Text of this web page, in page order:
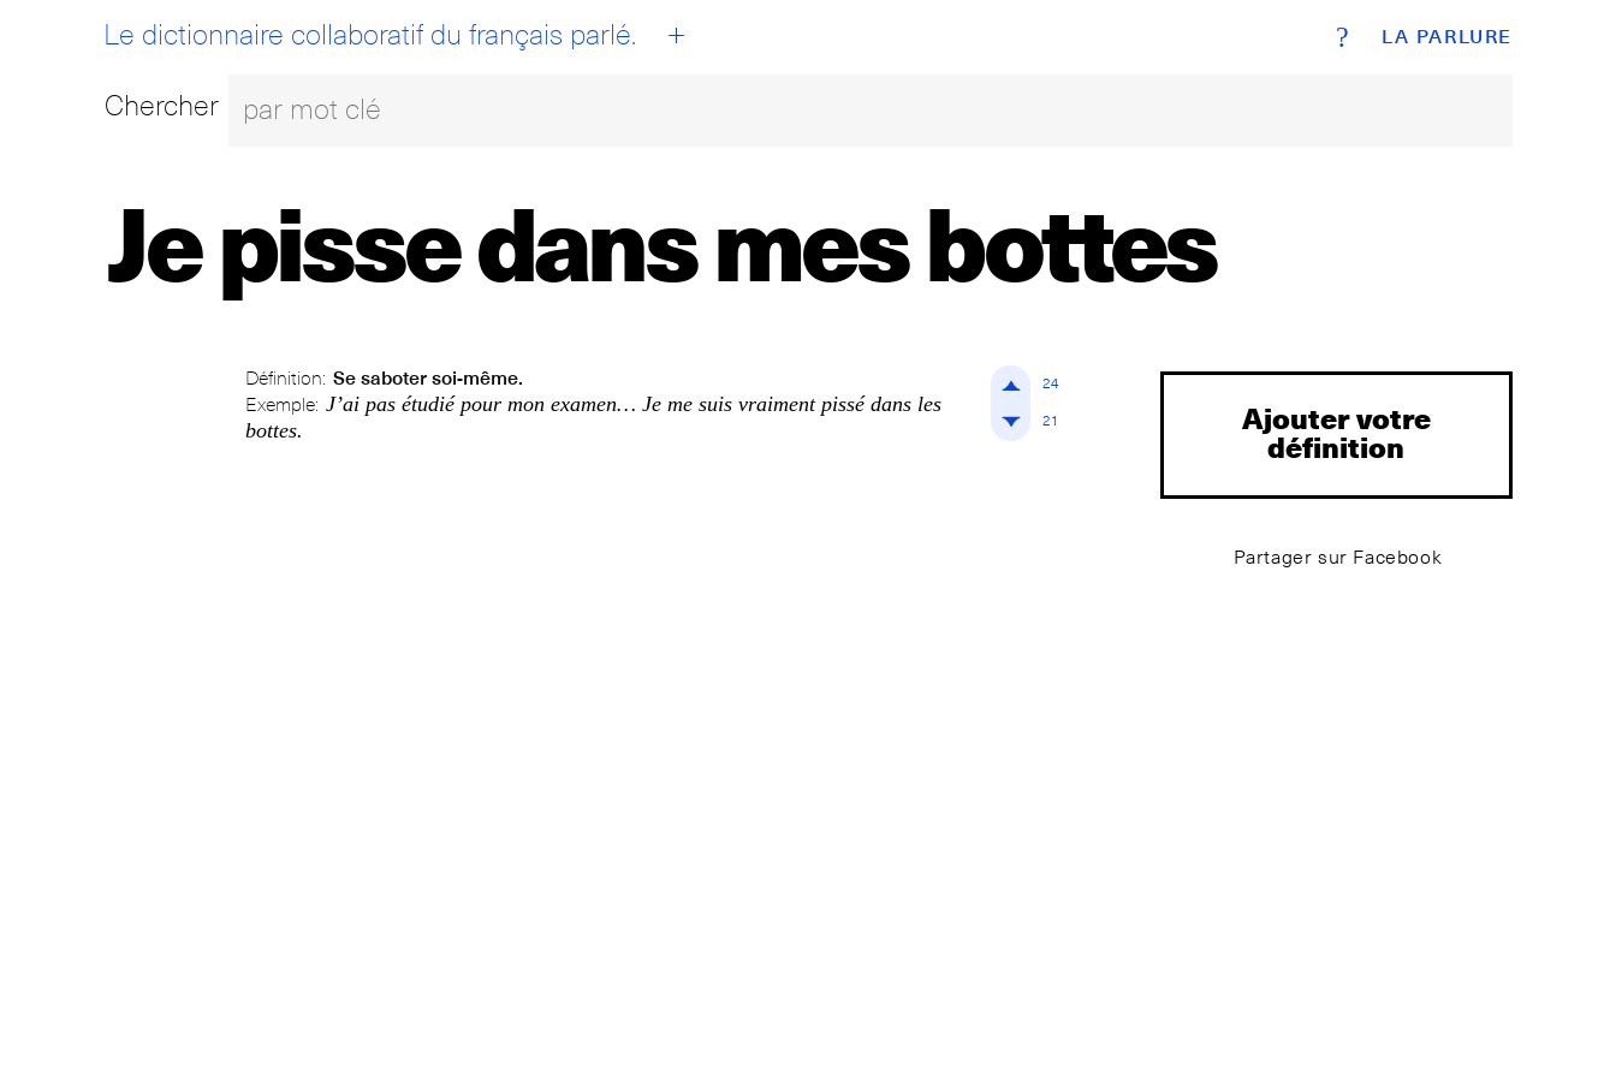
LA PARLURE
Le dictionnaire collaboratif du français parlé. + ?
Chercher
Je pisse dans mes bottes
Définition: Se saboter soi-même.
Exemple: J’ai pas étudié pour mon examen… Je me suis vraiment pissé dans les
bottes.
24
21
Ajouter votre
définition
Partager sur Facebook